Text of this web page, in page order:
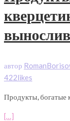
автор
422likes
Продукты, богатые
[…]